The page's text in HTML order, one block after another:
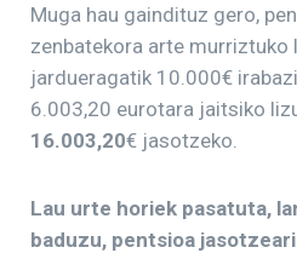
Muga hau gaindituz gero,
zenbatekora arte murriztuko
jardueragatik 10.000€
6.003,20 eurotara jaitsiko
1 6.003,20€ jasotzeko.
Lau urte horiek pasatuta,
baduzu, pentsioa